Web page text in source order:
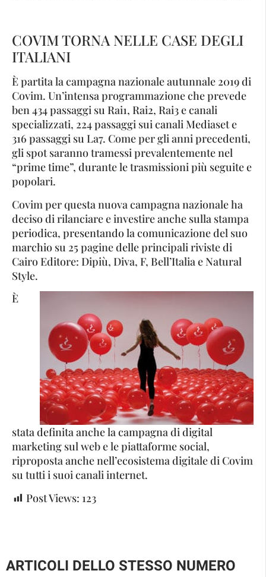
COVIM TORNA NELLE CASE DEGLI
ITALIANI
È partita la campagna nazionale autunnale 2019 di
Covim. Un’intensa programmazione che prevede
ben 434 passaggi su Rai1, Rai2, Rai3 e canali
specializzati, 224 passaggi sui canali Mediaset e
316 passaggi su La7. Come per gli anni precedenti,
gli spot saranno tramessi prevalentemente nel
“prime time”, durante le trasmissioni più seguite e
popolari.
Covim per questa nuova campagna nazionale ha
deciso di rilanciare e investire anche sulla stampa
periodica, presentando la comunicazione del suo
marchio su 25 pagine delle principali riviste di
Cairo Editore: Dipiù, Diva, F, Bell’Italia e Natural
Style.
È
stata definita anche la campagna di digital
marketing sul web e le piattaforme social,
riproposta anche nell’ecosistema digitale di Covim
su tutti i suoi canali internet.
Post Views: 123
ARTICOLI DELLO STESSO NUMERO